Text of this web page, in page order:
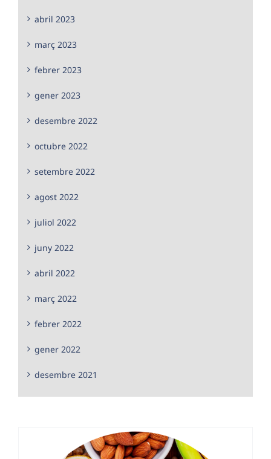
abril 2023
març 2023
febrer 2023
gener 2023
desembre 2022
octubre 2022
setembre 2022
agost 2022
juliol 2022
juny 2022
abril 2022
març 2022
febrer 2022
gener 2022
desembre 2021